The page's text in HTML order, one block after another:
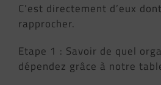
C’est directement d’eux
rapprocher.
Etape 1 : Savoir de quel
dépendez grâce à notre